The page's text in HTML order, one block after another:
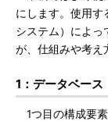
にします。使用す
システム）によっ
が、仕組みや考え
1：データベース
1つ目の構成要